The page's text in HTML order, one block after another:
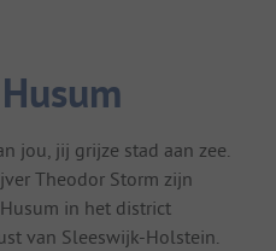
jou, jij grijze stad aan zee.
Theodor Storm zijn
in het district
van Sleeswijk-Holstein.